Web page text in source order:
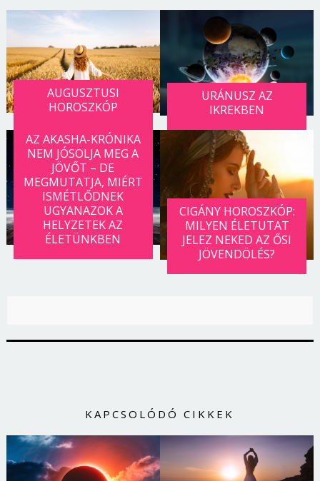
AUGUSZTUSI
HOROSZKÓP
URÁNUSZ AZ
IKREKBEN
AZ AKASHA-KRÓNIKA
NEM JÓSOLJA MEG A
JÖVŐT – DE
MEGMUTATJA, MIÉRT
ISMÉTLŐDNEK
UGYANAZOK A
HELYZETEK AZ
ÉLETÜNKBEN
CIGÁNY HOROSZKÓP:
MILYEN ÉLETUTAT
JELEZ NEKED AZ ŐSI
JÖVENDÖLÉS?
KAPCSOLÓDÓ CIKKEK